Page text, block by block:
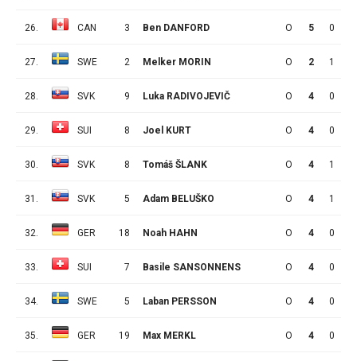
26. CAN 3 Ben DANFORD O 5 0
27. SWE 2 Melker MORIN O 2 1
28. SVK 9 Luka RADIVOJEVIČ O 4 0
29. SUI 8 Joel KURT O 4 0
30. SVK 8 Tomáš ŠLANK O 4 1
31. SVK 5 Adam BELUŠKO O 4 1
32. GER 18 Noah HAHN O 4 0
33. SUI 7 Basile SANSONNENS O 4 0
34. SWE 5 Laban PERSSON O 4 0
35. GER 19 Max MERKL O 4 0